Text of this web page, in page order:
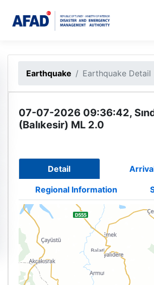
Earthquake Earthquake Detail
07-07-2026 09:36:42,
(Balıkesir) ML 2.0
Detail
Regional Information